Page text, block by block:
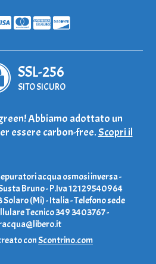
SSL-256
SITO SICURO
Abbiamo adottato un
essere carbon-free.Scopri il
acqua osmosi inversa -
Bruno - P.Iva 12129540964
(Mi) - Italia - Telefono sede
Tecnico 349 3403767 -
conScontrino.com